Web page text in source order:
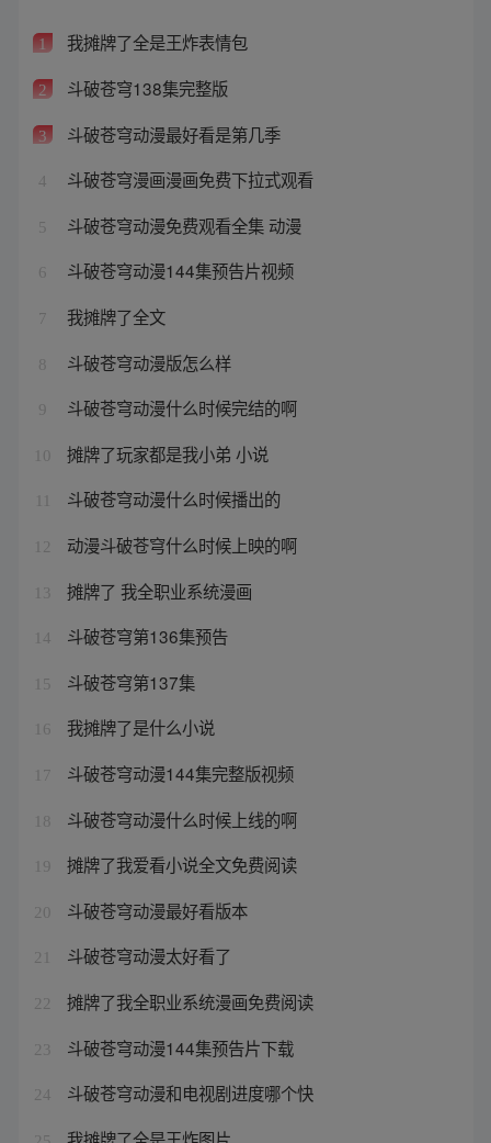
1 我摊牌了全是王炸表情包
2 斗破苍穹138集完整版
3 斗破苍穹动漫最好看是第几季
4 斗破苍穹漫画漫画免费下拉式观看
5 斗破苍穹动漫免费观看全集 动漫
6 斗破苍穹动漫144集预告片视频
7 我摊牌了全文
8 斗破苍穹动漫版怎么样
9 斗破苍穹动漫什么时候完结的啊
10 摊牌了玩家都是我小弟 小说
斗破苍穹动漫什么时候播出的
12 动漫斗破苍穹什么时候上映的啊
13 摊牌了 我全职业系统漫画
14 斗破苍穹第136集预告
15 斗破苍穹第137集
16 我摊牌了是什么小说
17 斗破苍穹动漫144集完整版视频
18 斗破苍穹动漫什么时候上线的啊
19 摊牌了我爱看小说全文免费阅读
20 斗破苍穹动漫最好看版本
21 斗破苍穹动漫太好看了
22 摊牌了我全职业系统漫画免费阅读
23 斗破苍穹动漫144集预告片下载
24 斗破苍穹动漫和电视剧进度哪个快